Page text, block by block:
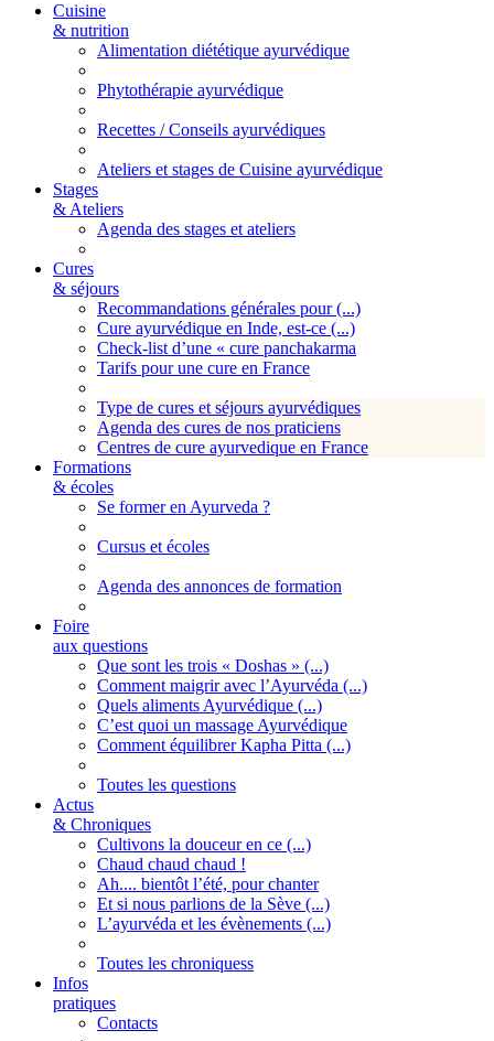
Cuisine
& nutrition
Alimentation diététique ayurvédique
Phytothérapie ayurvédique
Recettes / Conseils ayurvédiques
Ateliers et stages de Cuisine ayurvédique
Stages
& Ateliers
Agenda des stages et ateliers
Cures
& séjours
Recommandations générales pour (...)
Cure ayurvédique en Inde, est-ce (...)
Check-list d’une « cure panchakarma
Tarifs pour une cure en France
Type de cures et séjours ayurvédiques
Agenda des cures de nos praticiens
Centres de cure ayurvedique en France
Formations
& écoles
Se former en Ayurveda ?
Cursus et écoles
Agenda des annonces de formation
Foire
aux questions
Que sont les trois « Doshas » (...)
Comment maigrir avec l’Ayurvéda (...)
Quels aliments Ayurvédique (...)
C’est quoi un massage Ayurvédique
Comment équilibrer Kapha Pitta (...)
Toutes les questions
Actus
& Chroniques
Cultivons la douceur en ce (...)
Chaud chaud chaud !
Ah.... bientôt l’été, pour chanter
Et si nous parlions de la Sève (...)
L’ayurvéda et les évènements (...)
Toutes les chroniquess
Infos
pratiques
Contacts